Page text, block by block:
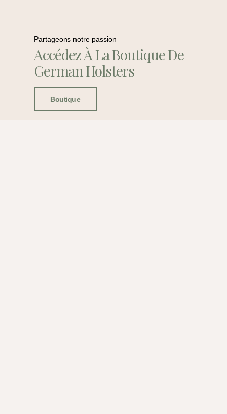
Partageons notre passion
Accédez À La Boutique De
German Holsters
Boutique